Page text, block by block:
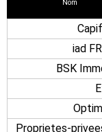
Nom
iad
BSK
Proprietes-